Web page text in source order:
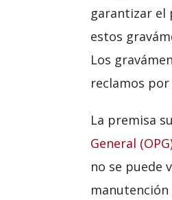
garantizar el
estos
Los
reclamos
La premisa
General
no se puede